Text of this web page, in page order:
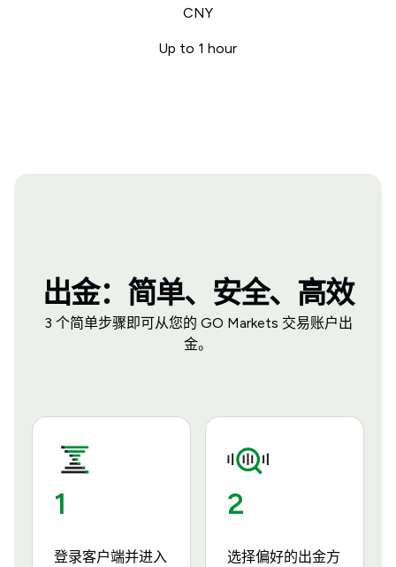
CNY
Up to 1 hour
出金：简单、安全、高效
3 个简单步骤即可从您的 GO Markets 交易账户出
金。
1
登录客户端并进入
2
选择偏好的出金方